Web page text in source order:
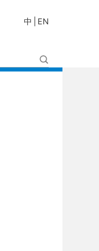
EN
中